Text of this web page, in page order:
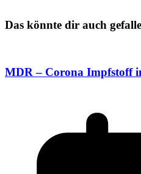
Das könnte dir auch
MDR – Corona Impfstoff